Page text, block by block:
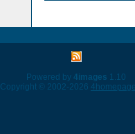
Powered by 4images 1.10
Copyright © 2002-2026